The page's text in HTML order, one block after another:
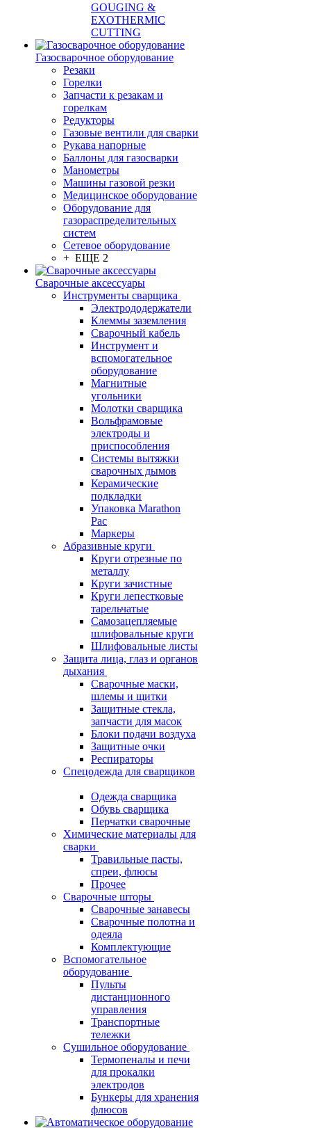
GOUGING &
EXOTHERMIC
CUTTING
Газосварочное оборудование
Резаки
Горелки
Запчасти к резакам и
горелкам
Редукторы
Газовые вентили для сварки
Рукава напорные
Баллоны для газосварки
Манометры
Машины газовой резки
Медицинское оборудование
Оборудование для
газораспределительных
систем
Сетевое оборудование
+ ЕЩЕ 2
Сварочные аксессуары
Инструменты сварщика
Электрододержатели
Клеммы заземления
Сварочный кабель
Инструмент и
вспомогательное
оборудование
Магнитные
угольники
Молотки сварщика
Вольфрамовые
электроды и
приспособления
Системы вытяжки
сварочных дымов
Керамические
подкладки
Упаковка Marathon
Pac
Маркеры
Абразивные круги
Круги отрезные по
металлу
Круги зачистные
Круги лепестковые
тарельчатые
Самозацепляемые
шлифовальные круги
Шлифовальные листы
Защита лица, глаз и органов
дыхания
Сварочные маски,
шлемы и щитки
Защитные стекла,
запчасти для масок
Блоки подачи воздуха
Защитные очки
Респираторы
Спецодежда для сварщиков
Одежда сварщика
Обувь сварщика
Перчатки сварочные
Химические материалы для
сварки
Травильные пасты,
спреи, флюсы
Прочее
Сварочные шторы
Сварочные занавесы
Сварочные полотна и
одеяла
Комплектующие
Вспомогательное
оборудование
Пульты
дистанционного
управления
Транспортные
тележки
Сушильное оборудование
Термопеналы и печи
для прокалки
электродов
Бункеры для хранения
флюсов